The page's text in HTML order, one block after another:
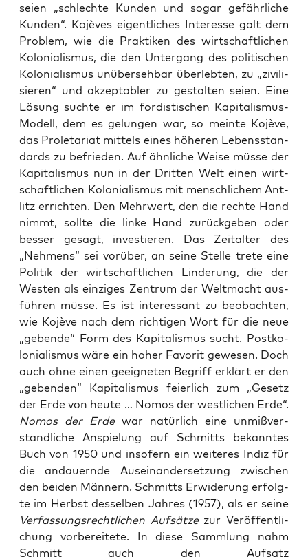
sei­en „schlech­te Kun­den und sogar gefähr­li­che
Kun­den“. Kojè­ves eigent­li­ches Inter­es­se galt dem
Pro­blem, wie die Prak­ti­ken des wirt­schaft­li­chen
Kolo­nia­lis­mus, die den Unter­gang des poli­ti­schen
Kolo­nia­lis­mus unüber­seh­bar über­leb­ten, zu „zivi­li­
sie­ren“ und akzep­ta­bler zu gestal­ten sei­en. Eine
Lösung such­te er im for­dis­ti­schen Kapi­ta­lis­mus-
Modell, dem es gelun­gen war, so mein­te Kojè­ve,
das Pro­le­ta­ri­at mit­tels eines höhe­ren Lebens­stan­
dards zu befrie­den. Auf ähn­li­che Wei­se müs­se der
Kapi­ta­lis­mus nun in der Drit­ten Welt einen wirt­
schaft­li­chen Kolo­nia­lis­mus mit mensch­li­chem Ant­
litz errich­ten. Den Mehr­wert, den die rech­te Hand
nimmt, soll­te die lin­ke Hand zurück­ge­ben oder
bes­ser gesagt, inves­tie­ren. Das Zeit­al­ter des
„Neh­mens“ sei vor­über, an sei­ne Stel­le tre­te eine
Poli­tik der wirt­schaft­li­chen Lin­de­rung, die der
Wes­ten als ein­zi­ges Zen­trum der Welt­macht aus­
füh­ren müs­se. Es ist inter­es­sant zu beob­ach­ten,
wie Kojè­ve nach dem rich­ti­gen Wort für die neue
„geben­de“ Form des Kapi­ta­lis­mus sucht. Post­ko­
lo­nia­lis­mus wäre ein hoher Favo­rit gewe­sen. Doch
auch ohne einen geeig­ne­ten Begriff erklärt er den
„geben­den“ Kapi­ta­lis­mus fei­er­lich zum „Gesetz
der Erde von heu­te … Nomos der west­li­chen Erde“.
Nomos der Erdewar natür­lich eine unmiß­ver­
ständ­li­che Anspie­lung auf Schmitts bekann­tes
Buch von 1950 und inso­fern ein wei­te­res Indiz für
die andau­ern­de Aus­ein­an­der­set­zung zwi­schen
den bei­den Män­nern. Schmitts Erwi­de­rung erfolg­
te im Herbst des­sel­ben Jah­res (1957), als er sei­ne
Ver­fas­sungs­recht­li­chen Auf­sät­zezur Ver­öf­fent­li­
chung vor­be­rei­te­te. In die­se Samm­lung nahm
Schmitt auch den Auf­satz